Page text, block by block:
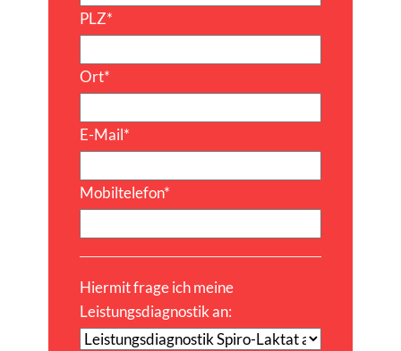
PLZ*
Ort*
E-Mail*
Mobiltelefon*
Hiermit frage ich meine
Leistungsdiagnostik an: